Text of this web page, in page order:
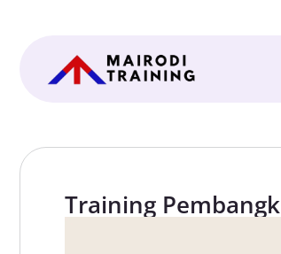
Training